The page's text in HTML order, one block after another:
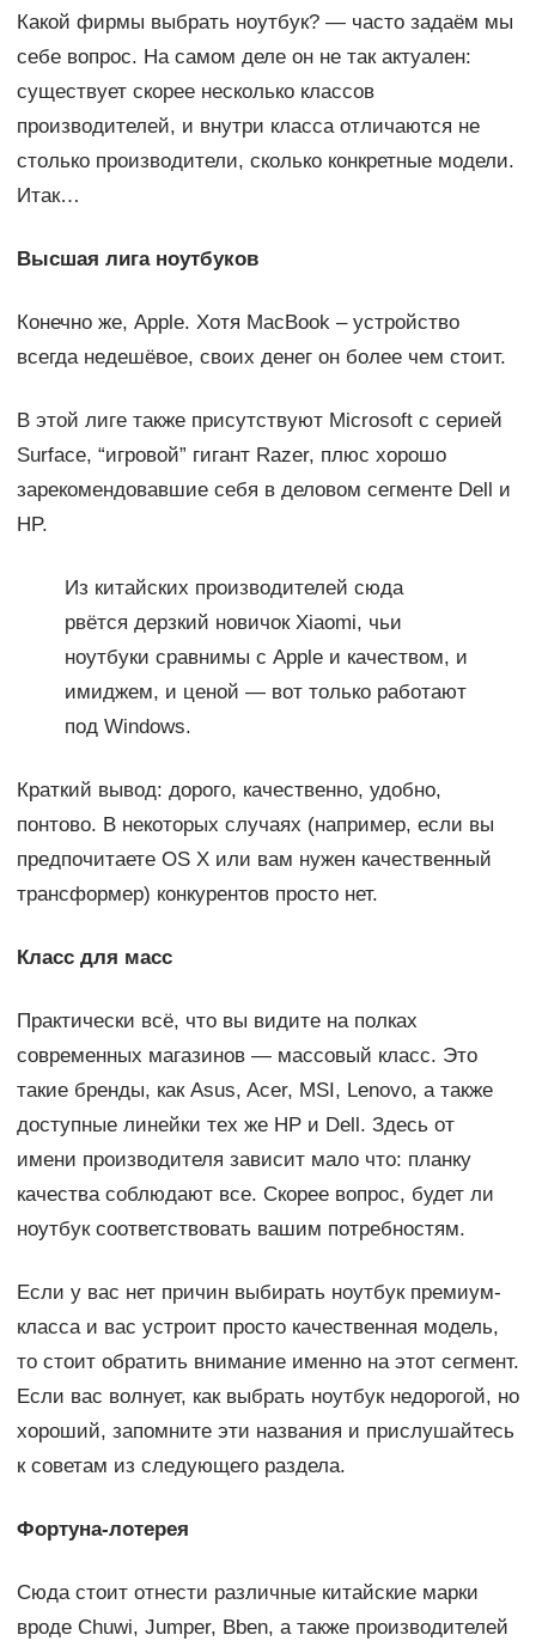
Какой фирмы выбрать ноутбук? — часто задаём мы
себе вопрос. На самом деле он не так актуален:
существует скорее несколько классов
производителей, и внутри класса отличаются не
столько производители, сколько конкретные модели.
Итак…
Высшая лига ноутбуков
Конечно же, Apple. Хотя MacBook – устройство
всегда недешёвое, своих денег он более чем стоит.
В этой лиге также присутствуют Microsoft с серией
Surface, “игровой” гигант Razer, плюс хорошо
зарекомендовавшие себя в деловом сегменте Dell и
HP.
Из китайских производителей сюда
рвётся дерзкий новичок Xiaomi, чьи
ноутбуки сравнимы с Apple и качеством, и
имиджем, и ценой — вот только работают
под Windows.
Краткий вывод: дорого, качественно, удобно,
понтово. В некоторых случаях (например, если вы
предпочитаете OS X или вам нужен качественный
трансформер) конкурентов просто нет.
Класс для масс
Практически всё, что вы видите на полках
современных магазинов — массовый класс. Это
такие бренды, как Asus, Acer, MSI, Lenovo, а также
доступные линейки тех же HP и Dell. Здесь от
имени производителя зависит мало что: планку
качества соблюдают все. Скорее вопрос, будет ли
ноутбук соответствовать вашим потребностям.
Если у вас нет причин выбирать ноутбук премиум-
класса и вас устроит просто качественная модель,
то стоит обратить внимание именно на этот сегмент.
Если вас волнует, как выбрать ноутбук недорогой, но
хороший, запомните эти названия и прислушайтесь
к советам из следующего раздела.
Фортуна-лотерея
Сюда стоит отнести различные китайские марки
вроде Chuwi, Jumper, Bben, а также производителей